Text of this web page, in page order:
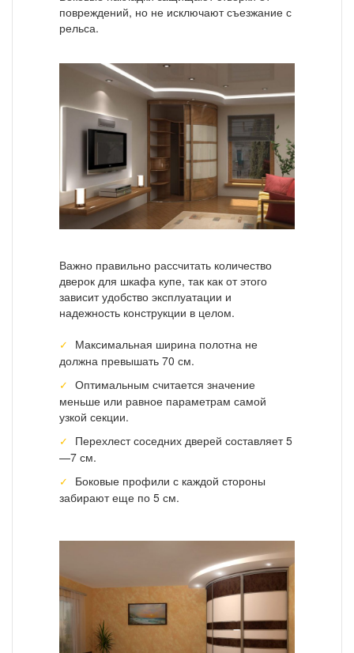
повреждений, но не исключают съезжание с
рельса.
Важно правильно рассчитать количество
дверок для шкафа купе, так как от этого
зависит удобство эксплуатации и
надежность конструкции в целом.
Максимальная ширина полотна не
должна превышать 70 см.
Оптимальным считается значение
меньше или равное параметрам самой
узкой секции.
Перехлест соседних дверей составляет 5
—7 см.
Боковые профили с каждой стороны
забирают еще по 5 см.